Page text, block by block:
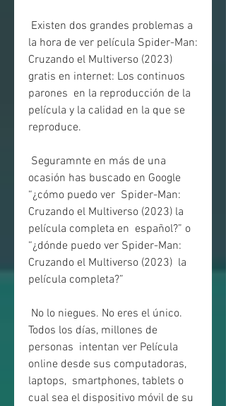
la hora de ver película Spider-Man:
Cruzando el Multiverso (2023)
gratis en internet: Los continuos
parones  en la reproducción de la
película y la calidad en la que se
reproduce.
ocasión has buscado en Google
“¿cómo puedo ver  Spider-Man:
Cruzando el Multiverso (2023) la
película completa en  español?” o
“¿dónde puedo ver Spider-Man:
Cruzando el Multiverso (2023)  la
película completa?”
Todos los días, millones de
personas  intentan ver Película
online desde sus computadoras,
laptops,  smartphones, tablets o
cual sea el dispositivo móvil de su